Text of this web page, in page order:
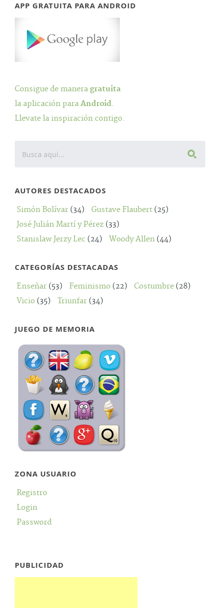
APP GRATUITA PARA ANDROID
Consigue de manera gratuita
la aplicación para Android.
Llevate la inspiración contigo.
AUTORES DESTACADOS
Simón Bolívar (34) Gustave Flaubert (25)
José Julián Martí y Pérez (33)
Stanislaw Jerzy Lec (24) Woody Allen (44)
CATEGORÍAS DESTACADAS
Enseñar (53) Feminismo (22) Costumbre (28)
Vicio (35) Triunfar (34)
JUEGO DE MEMORIA
ZONA USUARIO
Registro
Login
Password
PUBLICIDAD